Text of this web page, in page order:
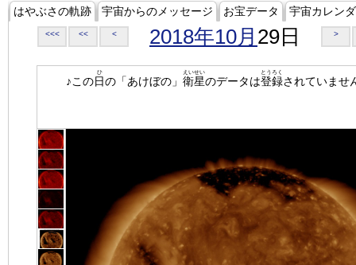
はやぶさの軌跡 宇宙からのメッセージ お宝データ 宇宙カレン
<<< << < 2018年10月 29日 >
♪この日
ひ
の「あけぼの」 衛星
えいせい
のデータは登録
とうろく
されていませ